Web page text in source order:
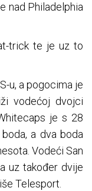
nad Philadelphia
trick te je uz to
u, a pogocima je
vodećoj dvojci
je s 28
a dva boda
Vodeći San
uz također dvije
Telesport.